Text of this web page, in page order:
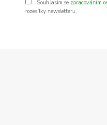
Souhlasím se zpracováním
rozesílky newsletteru.